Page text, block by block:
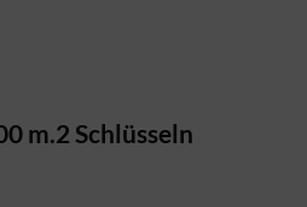
m.2 Schlüsseln